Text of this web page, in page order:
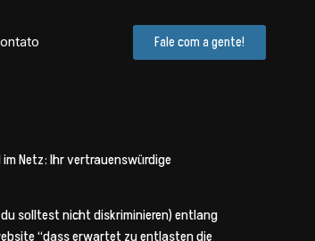
Fale com a gente!
Netz: Ihr vertrauenswürdige
solltest nicht diskriminieren) entlang
“dass erwartet zu entlasten die